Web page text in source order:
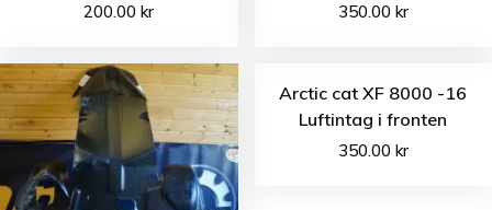
200.00kr 350.00 kr
Arctic cat XF 8000 -16
Luftintag i fronten
350.00 kr